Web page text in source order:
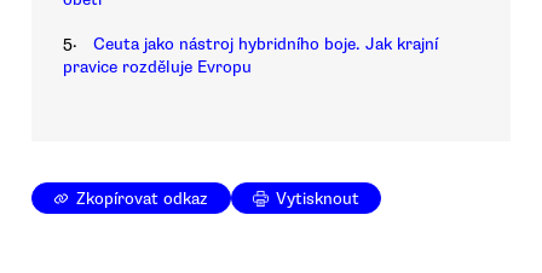
5.
Ceuta jako nástroj hybridního boje. Jak krajní
pravice rozděluje Evropu
Zkopírovat odkaz Vytisknout